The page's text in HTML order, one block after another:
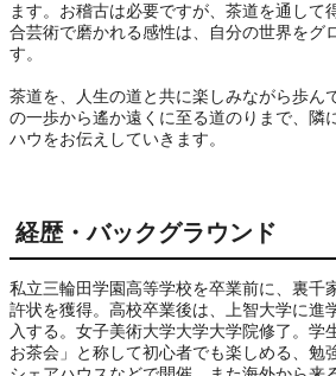
ます。お稽古は必要ですが、茶道を通して
合芸術で磨かれる感性は、自分の世界をグ
す。
茶道を、人生の道と共に楽しみながら歩ん
の一歩から遙か遠くに至る道のりまで、隣
ハウをお伝えしていきます。
経歴・バックグラウンド
私立三輪田学園高等学校を卒業前に、裏千
許状を獲得。高校卒業後は、上智大学に進
入する。女子美術大学大学大学院修了。学
お茶会」と称して初心者でも楽しめる、勉